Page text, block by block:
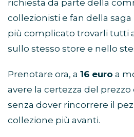
richiesta da parte della
collezionisti e fan della
più complicato trovarli tutti
sullo stesso store e nello
Prenotare ora, a 16 euro a
avere la certezza del
senza dover rincorrere il
collezione più avanti.